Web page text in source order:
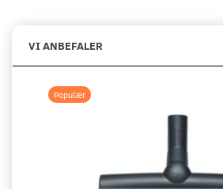
VI ANBEFALER
Populær